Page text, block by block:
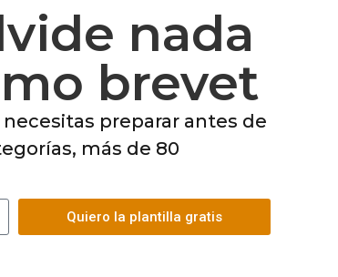
nada
brevet
preparar antes de
más de 80
Quiero la plantilla gratis